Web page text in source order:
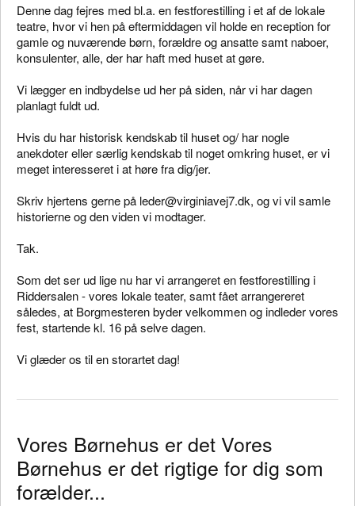
Denne dag fejres med bl.a. en festforestilling i et af de lokale
teatre, hvor vi hen på eftermiddagen vil holde en reception for
gamle og nuværende børn, forældre og ansatte samt naboer,
konsulenter, alle, der har haft med huset at gøre.
Vi lægger en indbydelse ud her på siden, når vi har dagen
planlagt fuldt ud.
Hvis du har historisk kendskab til huset og/ har nogle
anekdoter eller særlig kendskab til noget omkring huset, er vi
meget interesseret i at høre fra dig/jer.
Skriv hjertens gerne på leder@virginiavej7.dk, og vi vil samle
historierne og den viden vi modtager.
Tak.
Som det ser ud lige nu har vi arrangeret en festforestilling i
Riddersalen - vores lokale teater, samt fået arrangereret
således, at Borgmesteren byder velkommen og indleder vores
fest, startende kl. 16 på selve dagen.
Vi glæder os til en storartet dag!
Vores Børnehus er det Vores
Børnehus er det rigtige for dig som
forælder...